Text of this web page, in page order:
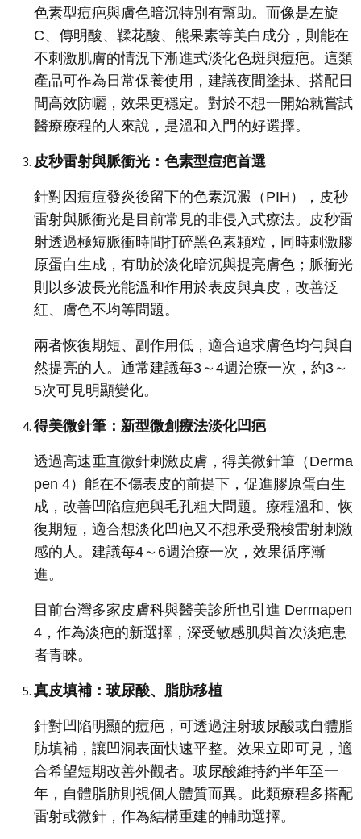
色素型痘疤與膚色暗沉特別有幫助。而像是左旋
C、傳明酸、鞣花酸、熊果素等美白成分，則能在
不刺激肌膚的情況下漸進式淡化色斑與痘疤。這類
產品可作為日常保養使用，建議夜間塗抹、搭配日
間高效防曬，效果更穩定。對於不想一開始就嘗試
醫療療程的人來說，是溫和入門的好選擇。
皮秒雷射與脈衝光：色素型痘疤首選
針對因痘痘發炎後留下的色素沉澱（PIH），皮秒
雷射與脈衝光是目前常見的非侵入式療法。皮秒雷
射透過極短脈衝時間打碎黑色素顆粒，同時刺激膠
原蛋白生成，有助於淡化暗沉與提亮膚色；脈衝光
則以多波長光能溫和作用於表皮與真皮，改善泛
紅、膚色不均等問題。
兩者恢復期短、副作用低，適合追求膚色均勻與自
然提亮的人。通常建議每3～4週治療一次，約3～
5次可見明顯變化。
得美微針筆：新型微創療法淡化凹疤
透過高速垂直微針刺激皮膚，得美微針筆（Derma
pen 4）能在不傷表皮的前提下，促進膠原蛋白生
成，改善凹陷痘疤與毛孔粗大問題。療程溫和、恢
復期短，適合想淡化凹疤又不想承受飛梭雷射刺激
感的人。建議每4～6週治療一次，效果循序漸
進。
目前台灣多家皮膚科與醫美診所也引進 Dermapen
4，作為淡疤的新選擇，深受敏感肌與首次淡疤患
者青睞。
真皮填補：玻尿酸、脂肪移植
針對凹陷明顯的痘疤，可透過注射玻尿酸或自體脂
肪填補，讓凹洞表面快速平整。效果立即可見，適
合希望短期改善外觀者。玻尿酸維持約半年至一
年，自體脂肪則視個人體質而異。此類療程多搭配
雷射或微針，作為結構重建的輔助選擇。